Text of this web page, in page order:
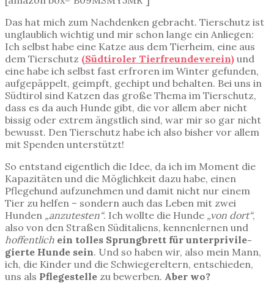
Das hat mich zum Nachdenken gebracht. Tierschutz ist
unglaublich wichtig und mir schon lange ein Anliegen:
Ich selbst habe eine Katze aus dem Tierheim, eine aus
dem Tierschutz (Südtiroler Tierfreundeverein) und
eine habe ich selbst fast erfroren im Winter gefunden,
aufgepäppelt, geimpft, gechipt und behalten. Bei uns in
Südtirol sind Katzen das große Thema im Tierschutz,
dass es da auch Hunde gibt, die vor allem aber nicht
bissig oder extrem ängstlich sind, war mir so gar nicht
bewusst. Den Tierschutz habe ich also bisher vor allem
mit Spenden unterstützt!
So entstand eigentlich die Idee, da ich im Moment die
Kapazitäten und die Möglichkeit dazu habe, einen
Pflegehund aufzunehmen und damit nicht nur einem
Tier zu helfen – sondern auch das Leben mit zwei
Hunden „anzutesten“. Ich wollte die Hunde „von dort“,
also von den Straßen Süditaliens, kennenlernen und
hoffentlich ein tolles Sprungbrett für un­ter­pri­vi­le­
gierte Hunde sein. Und so haben wir, also mein Mann,
ich, die Kinder und die Schwiegereltern, entschieden,
uns als Pflegestelle zu bewerben. Aber wo?